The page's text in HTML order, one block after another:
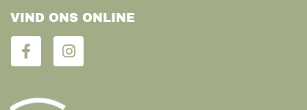
VIND ONS ONLINE